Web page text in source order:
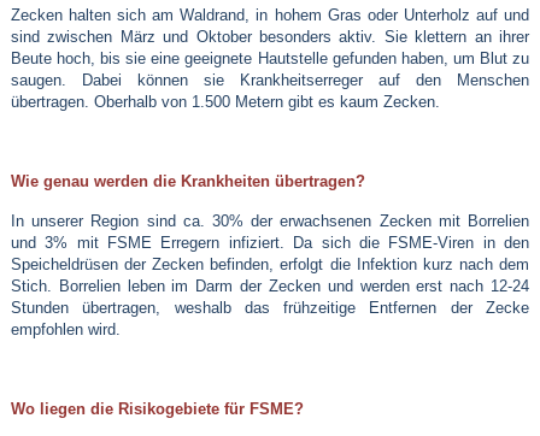
Zecken halten sich am Waldrand, in hohem Gras oder Unterholz auf und
sind zwischen März und Oktober besonders aktiv. Sie klettern an ihrer
Beute hoch, bis sie eine geeignete Hautstelle gefunden haben, um Blut zu
saugen. Dabei können sie Krankheitserreger auf den Menschen
übertragen. Oberhalb von 1.500 Metern gibt es kaum Zecken.
Wie genau werden die Krankheiten übertragen?
In unserer Region sind ca. 30% der erwachsenen Zecken mit Borrelien
und 3% mit FSME Erregern infiziert. Da sich die FSME-Viren in den
Speicheldrüsen der Zecken befinden, erfolgt die Infektion kurz nach dem
Stich. Borrelien leben im Darm der Zecken und werden erst nach 12-24
Stunden übertragen, weshalb das frühzeitige Entfernen der Zecke
empfohlen wird.
Wo liegen die Risikogebiete für FSME?